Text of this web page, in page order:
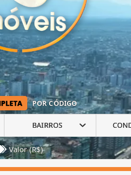
POR CÓDIGO
BAIRROS
Valor (R$)